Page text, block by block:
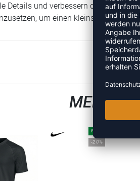
Details und verbessern die
um einen kleinstmöglichen
MEHR
NEW
-20%